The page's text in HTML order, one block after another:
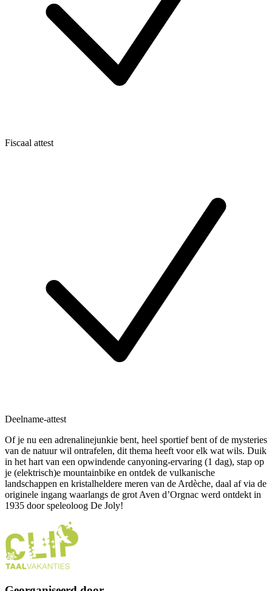
Fiscaal attest
Deelname-attest
Of je nu een adrenalinejunkie bent, heel sportief bent of de mysteries
van de natuur wil ontrafelen, dit thema heeft voor elk wat wils. Duik
in het hart van een opwindende canyoning-ervaring (1 dag), stap op
je (elektrisch)e mountainbike en ontdek de vulkanische
landschappen en kristalheldere meren van de Ardèche, daal af via de
originele ingang waarlangs de grot Aven d’Orgnac werd ontdekt in
1935 door speleoloog De Joly!